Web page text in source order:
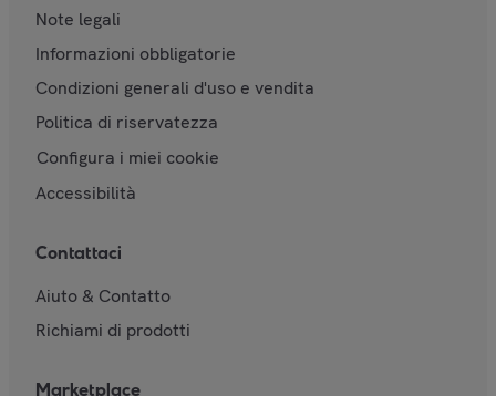
Note legali
Informazioni obbligatorie
Condizioni generali d'uso e vendita
Politica di riservatezza
Configura i miei cookie
Accessibilità
Contattaci
Aiuto & Contatto
Richiami di prodotti
Marketplace